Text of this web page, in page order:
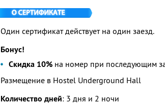
Один сертификат действует на один заезд.
Бонус!
Скидка 10% на номер при последующим
Размещение в Hostel Underground Hall
Количество дней: 3 дня и 2 ночи